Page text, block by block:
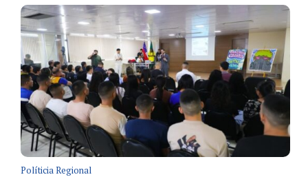
Políticia Regional